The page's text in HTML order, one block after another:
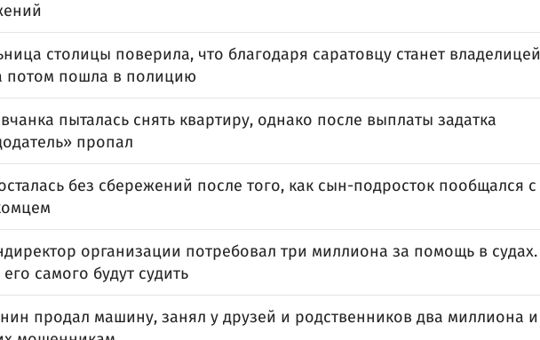
столицы поверила, что благодаря саратовцу станет владелицей
потом пошла в полицию
пыталась снять квартиру, однако после выплаты задатка
пропал
без сбережений после того, как сын-подросток пообщался с
организации потребовал три миллиона за помощь в судах.
самого будут судить
продал машину, занял у друзей и родственников два миллиона и